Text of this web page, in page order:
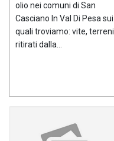
olio nei comuni di San
Casciano In Val Di Pesa sui
quali troviamo: vite, terreni
ritirati dalla...